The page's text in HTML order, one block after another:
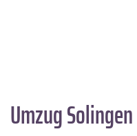
Umzug Solingen